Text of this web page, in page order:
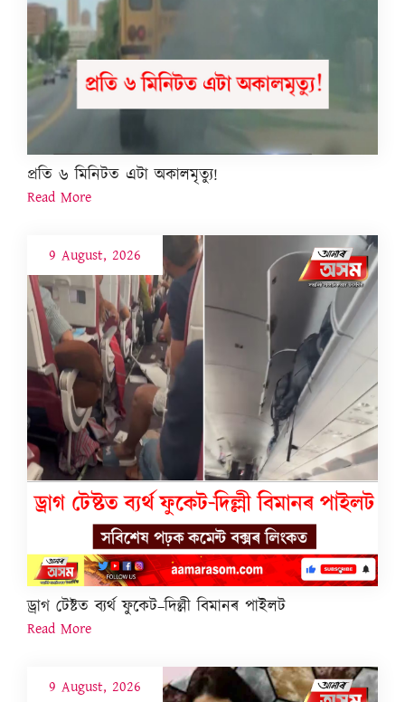
প্ৰতি ৬ মিনিটত এটা অকালমৃত্যু!
Read More
9 August, 2026
ড্ৰাগ টেষ্টত ব্যৰ্থ ফুকেট–দিল্লী বিমানৰ পাইলট
Read More
9 August, 2026